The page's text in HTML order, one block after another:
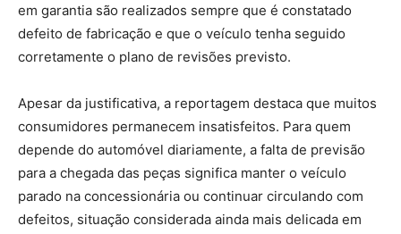
em garantia são realizados sempre que é constatado
defeito de fabricação e que o veículo tenha seguido
corretamente o plano de revisões previsto.
Apesar da justificativa, a reportagem destaca que muitos
consumidores permanecem insatisfeitos. Para quem
depende do automóvel diariamente, a falta de previsão
para a chegada das peças significa manter o veículo
parado na concessionária ou continuar circulando com
defeitos, situação considerada ainda mais delicada em